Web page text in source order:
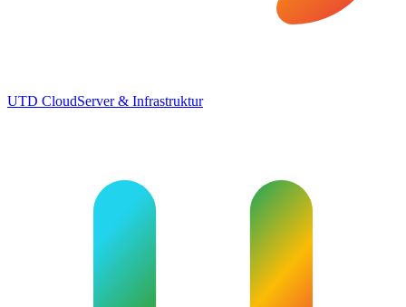
UTD CloudServer & Infrastruktur